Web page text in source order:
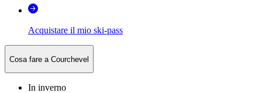
Acquistare il mio ski-pass
Cosa fare a Courchevel
In inverno